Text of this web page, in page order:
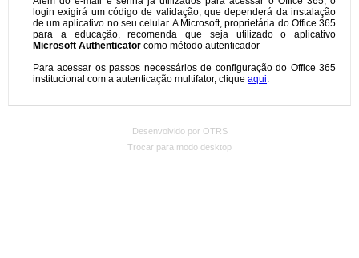
Desenvolvido por OTRS
Trocar para modo desktop